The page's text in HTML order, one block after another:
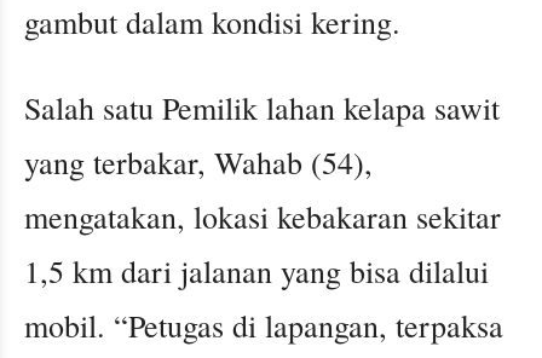
gambut dalam kondisi kering.
Salah satu Pemilik lahan kelapa sawit
yang terbakar, Wahab (54),
mengatakan, lokasi kebakaran sekitar
1,5 km dari jalanan yang bisa dilalui
mobil. “Petugas di lapangan, terpaksa